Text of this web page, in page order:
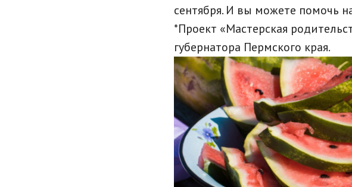
сентября. И вы можете помочь
*Проект «Мастерская
губернатора Пермского края.